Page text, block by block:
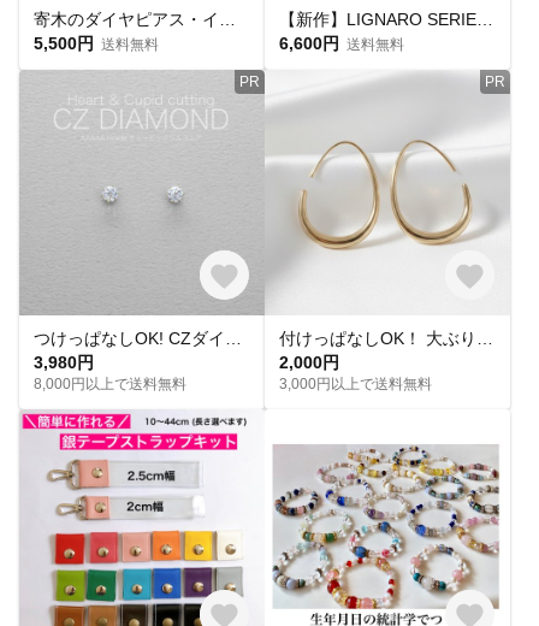
5,500円 送料無料
6,600円 送料無料
PR
3,980円
8,000円以上で送料無料
PR
2,000円
3,000円以上で送料無料